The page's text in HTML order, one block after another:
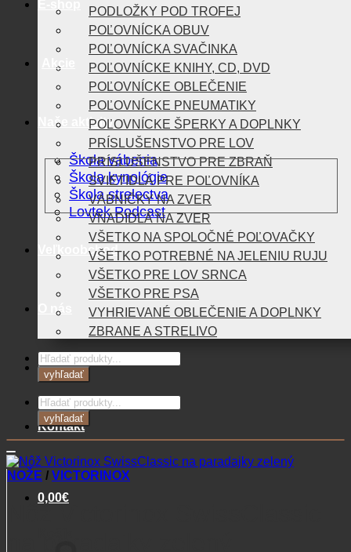
Akcie
Naše aktivity
Škola vábenia
Škola kynológie
Škola strelectva
Lovtek Podcast
Veľkoobchod
O nás
Blog
Kontakt
0,00€
PODLOŽKY POD TROFEJ
POĽOVNÍCKA OBUV
POĽOVNÍCKA SVAČINKA
POĽOVNÍCKE KNIHY, CD, DVD
POĽOVNÍCKE OBLEČENIE
POĽOVNÍCKE PNEUMATIKY
POĽOVNÍCKE ŠPERKY A DOPLNKY
PRÍSLUŠENSTVO PRE LOV
PRÍSLUŠENSTVO PRE ZBRAŇ
SVIETIDLÁ PRE POĽOVNÍKA
VÁBNIČKY NA ZVER
VNADIDLÁ NA ZVER
VŠETKO NA SPOLOČNÉ POĽOVAČKY
VŠETKO POTREBNÉ NA JELENIU RUJU
VŠETKO PRE LOV SRNCA
VŠETKO PRE PSA
VYHRIEVANÉ OBLEČENIE A DOPLNKY
ZBRANE A STRELIVO
Products
search
vyhľadať
Products
search
vyhľadať
NOŽE / VICTORINOX